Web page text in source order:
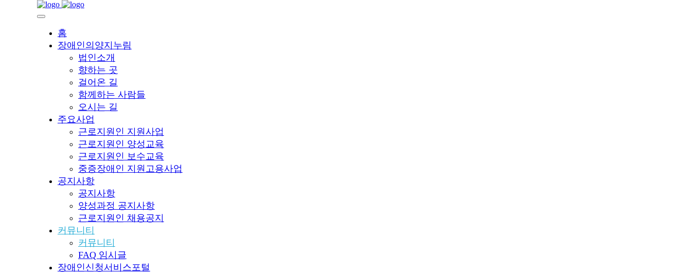
홈
장애인의양지누림
법인소개
향하는 곳
걸어온 길
함께하는 사람들
오시는 길
주요사업
근로지원인 지원사업
근로지원인 양성교육
근로지원인 보수교육
중증장애인 지원고용사업
공지사항
공지사항
양성과정 공지사항
근로지원인 채용공지
커뮤니티
커뮤니티
FAQ 임시글
장애인신청서비스포털